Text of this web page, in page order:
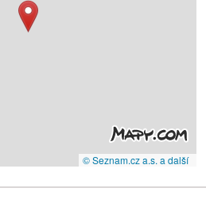
© Seznam.cz a.s. a další